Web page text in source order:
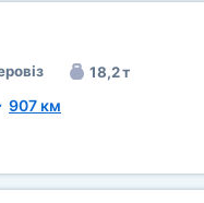
18,2 т
907 км